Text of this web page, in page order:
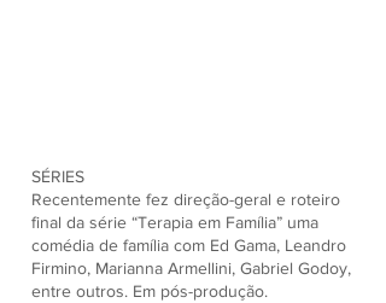
SÉRIES
Recentemente fez direção-geral e roteiro
final da série “Terapia em Família” uma
comédia de família com Ed Gama, Leandro
Firmino, Marianna Armellini, Gabriel Godoy,
entre outros. Em pós-produção.